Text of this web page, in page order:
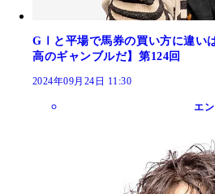
GⅠと平場で馬券の買い方に違い
高のギャンブルだ】第124回
2024年09月24日 11:30
エ